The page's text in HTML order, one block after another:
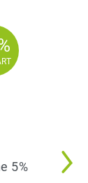
5%